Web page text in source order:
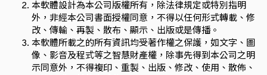
本軟體設計為本公司版權所有，除法律規定或特別指明
外，非經本公司書面授權同意，不得以任何形式轉載、修
改、傳輸、再製、散布、顯示、出版或是傳播。
本軟體所載之的所有資訊均受著作權之保護，如文字、圖
像、影音及程式等之智慧財產權，除事先得到本公司之明
示同意外，不得複印、重製、出版、修改、使用、散佈、